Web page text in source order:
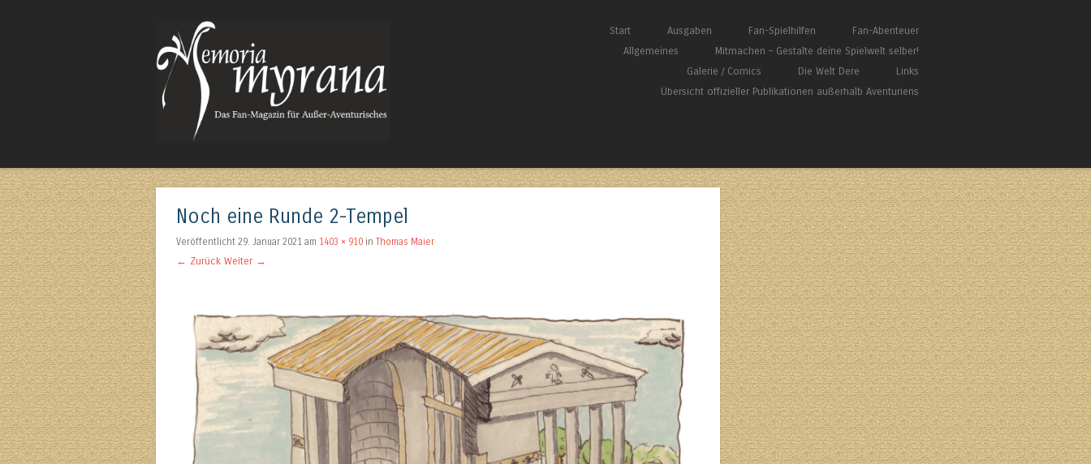
Springe zum Inhalt
Start Ausgaben Fan-Spielhilfen
Fan-Abenteuer
Allgemeines
Mitmachen – Gestalte deine Spielwelt selber!
Galerie / Comics
Die Welt Dere
Links
Übersicht offizieller Publikationen außerhalb Aventuriens
Noch eine Runde 2-Tempel
Veröffentlicht 29. Januar 2021 am 1403 × 910 in Thomas Maier
← Zurück Weiter →